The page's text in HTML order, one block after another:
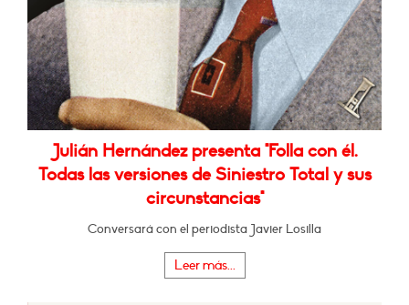
Julián Hernández presenta "Folla con él.
Todas las versiones de Siniestro Total y sus
circunstancias"
Conversará con el periodista Javier Losilla
Leer más...